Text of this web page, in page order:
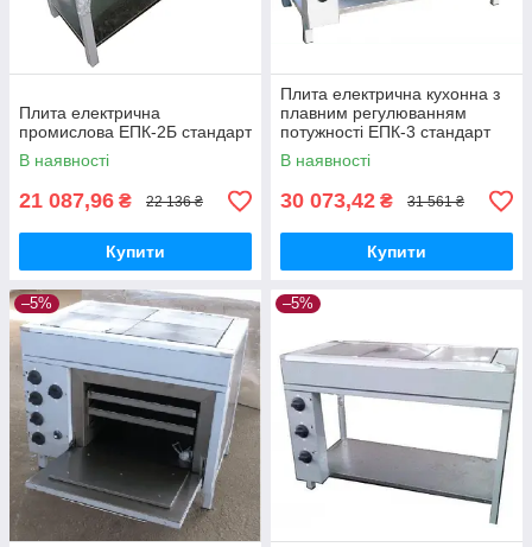
Плита електрична
промислова ЕПК-2Б стандарт
В наявності
21 087,96 ₴ 22 136 ₴
Купити
Плита електрична кухонна з
плавним регулюванням
потужності ЕПК-3 стандарт
В наявності
30 073,42 ₴ 31 561 ₴
Купити
–5% –5%